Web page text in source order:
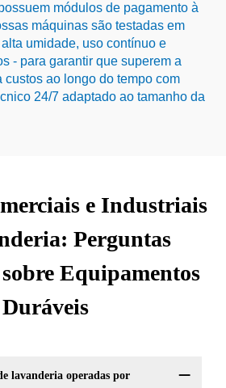
módulos de pagamento à
máquinas são testadas em
umidade, uso contínuo e
- para garantir que superem a
ao longo do tempo com
24/7 adaptado ao tamanho da
e Industriais
Perguntas
Equipamentos
Duráveis
lavanderia operadas por